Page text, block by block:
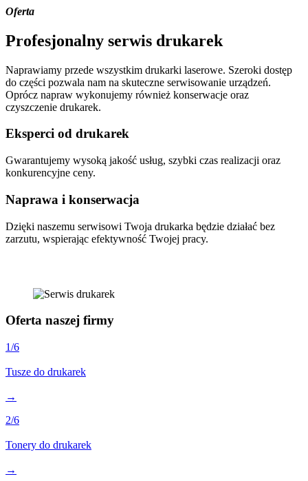
Oferta
Profesjonalny serwis drukarek
Naprawiamy przede wszystkim drukarki laserowe. Szeroki dostęp
do części pozwala nam na skuteczne serwisowanie urządzeń.
Oprócz napraw wykonujemy również konserwacje oraz
czyszczenie drukarek.
Eksperci od drukarek
Gwarantujemy wysoką jakość usług, szybki czas realizacji oraz
konkurencyjne ceny.
Naprawa i konserwacja
Dzięki naszemu serwisowi Twoja drukarka będzie działać bez
zarzutu, wspierając efektywność Twojej pracy.
Oferta naszej firmy
1/6
Tusze do drukarek
→
2/6
Tonery do drukarek
→